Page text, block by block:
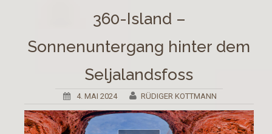
360-Island –
Sonnenuntergang hinter dem
Seljalandsfoss
4. MAI 2024 RÜDIGER KOTTMANN